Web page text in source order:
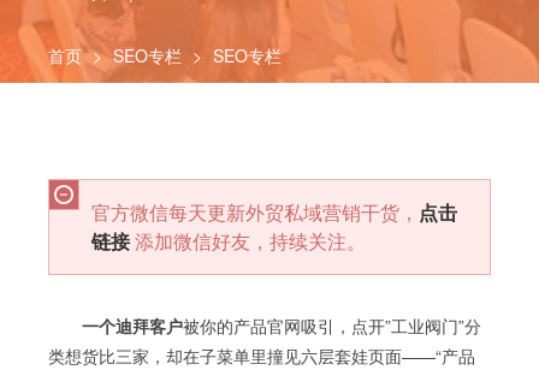
首页 > SEO专栏 > SEO专栏
官方微信每天更新外贸私域营销干货， 点击
链接添加微信好友，持续关注。
一个迪拜客户被你的产品官网吸引，点开”工业阀门”分
类想货比三家，却在子菜单里撞见六层套娃页面——“产品